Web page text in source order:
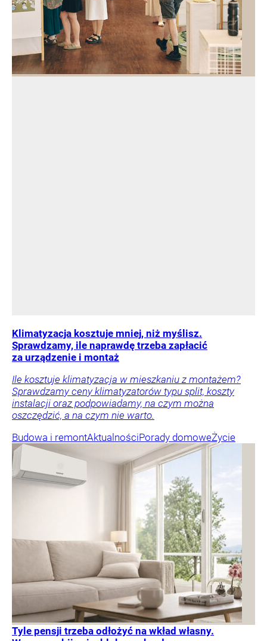
Klimatyzacja kosztuje mniej, niż myślisz.
Sprawdzamy, ile naprawdę trzeba zapłacić
za urządzenie i montaż
Ile kosztuje klimatyzacja w mieszkaniu z montażem?
Sprawdzamy ceny klimatyzatorów typu split, koszty
instalacji oraz podpowiadamy, na czym można
oszczędzić, a na czym nie warto.
Budowa i remontAktualnościPorady domoweŻycie
Tyle pensji trzeba odłożyć na wkład własny.